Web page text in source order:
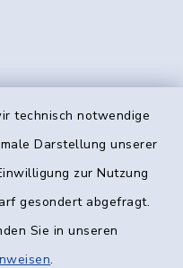
technisch notwendige
Darstellung unserer
zur Nutzung
gesondert abgefragt.
Sie in unseren
.